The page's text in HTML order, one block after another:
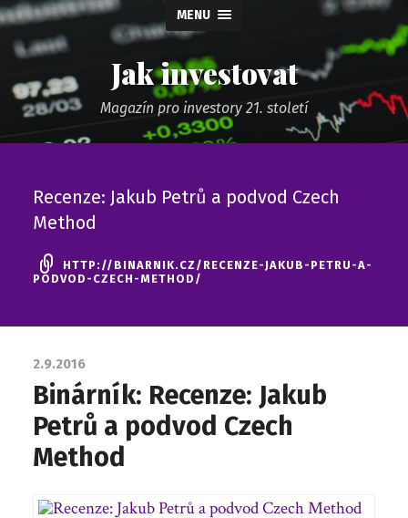
MENU
Jak investovat
Magazín pro investory 21. století
Recenze: Jakub Petrů a podvod Czech
Method
HTTP://BINARNIK.CZ/RECENZE-JAKUB-PETRU-A-
PODVOD-CZECH-METHOD/
2.9.2016
Binárník: Recenze: Jakub
Petrů a podvod Czech
Method